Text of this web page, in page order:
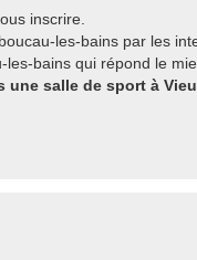
inscrire.
les-bains par les
bains qui répond le
une salle de sport à